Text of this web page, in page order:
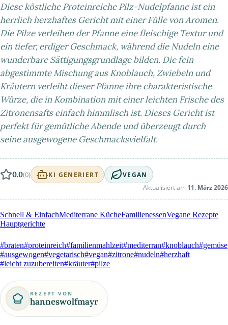
Diese köstliche Proteinreiche Pilz-Nudelpfanne ist ein
herrlich herzhaftes Gericht mit einer Fülle von Aromen.
Die Pilze verleihen der Pfanne eine fleischige Textur und
ein tiefer, erdiger Geschmack, während die Nudeln eine
wunderbare Sättigungsgrundlage bilden. Die fein
abgestimmte Mischung aus Knoblauch, Zwiebeln und
Kräutern verleiht dieser Pfanne ihre charakteristische
Würze, die in Kombination mit einer leichten Frische des
Zitronensafts einfach himmlisch ist. Dieses Gericht ist
perfekt für gemütliche Abende und überzeugt durch
seine ausgewogene Geschmacksvielfalt.
0.0(0) KI GENERIERT VEGAN
Aktualisiert am 11. März 2026
Schnell & EinfachMediterrane KücheFamilienessenVegane Rezepte
Hauptgerichte
#braten#proteinreich#familienmahlzeit#mediterran#knoblauch#gemüse
#ausgewogen#vegetarisch#vegan#zitrone#nudeln#herzhaft
#leicht zuzubereiten#kräuter#pilze
REZEPT VON
hanneswolfmayr